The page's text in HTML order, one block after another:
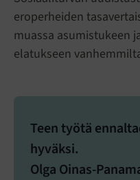
eroperheiden
muassa asumistukeen
elatukseen
Teen työtä
hyväksi.
Olga Oinas-